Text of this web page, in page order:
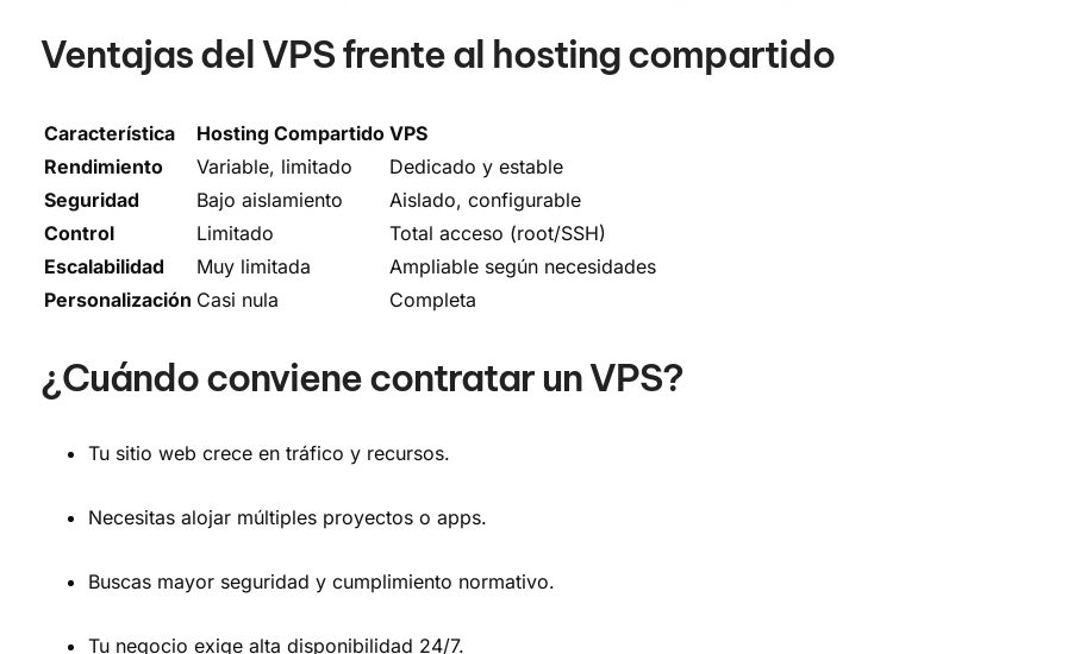
Ventajas del VPS frente al hosting compartido
Característica Hosting Compartido VPS
Rendimiento
Variable, limitado
Dedicado y estable
Seguridad
Bajo aislamiento
Aislado, configurable
Control
Limitado
Total acceso (root/SSH)
Escalabilidad
Muy limitada
Ampliable según necesidades
Personalización Casi nula Completa
¿Cuándo conviene contratar un VPS?
Tu sitio web crece en tráfico y recursos.
Necesitas alojar múltiples proyectos o apps.
Buscas mayor seguridad y cumplimiento normativo.
Tu negocio exige alta disponibilidad 24/7.